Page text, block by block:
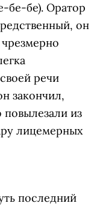
бе-бе). Оратор
он
речи
закончил,
из
лицемерных
последний